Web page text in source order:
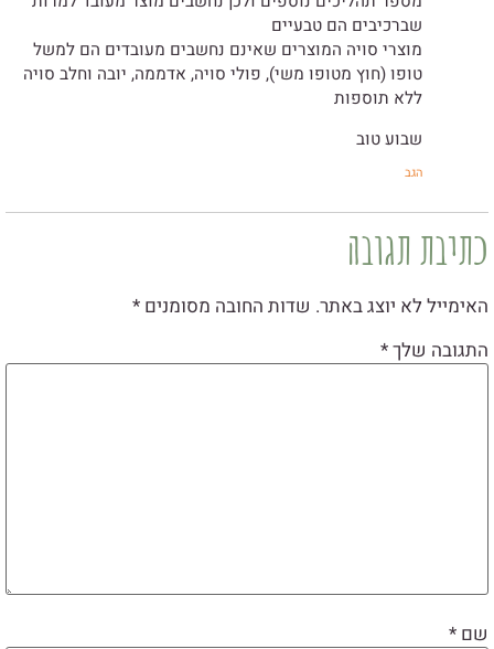
שברכיבים הם טבעיים
מוצרי סויה המוצרים שאינם נחשבים מעובדים הם למשל
טופו (חוץ מטופו משי), פולי סויה, אדממה, יובה וחלב סויה
ללא תוספות
שבוע טוב
הגב
כתיבת תגובה
האימייל לא יוצג באתר. שדות החובה מסומנים *
התגובה שלך*
שם *